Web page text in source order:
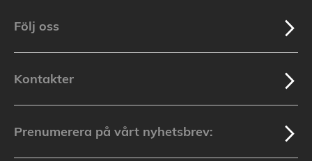
Följ oss
Kontakter
Prenumerera på vårt nyhetsbrev: